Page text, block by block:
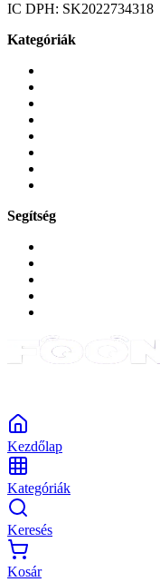
IC DPH: SK2022734318
Kategóriák
Segítség
Kezdőlap
Kategóriák
Keresés
Kosár